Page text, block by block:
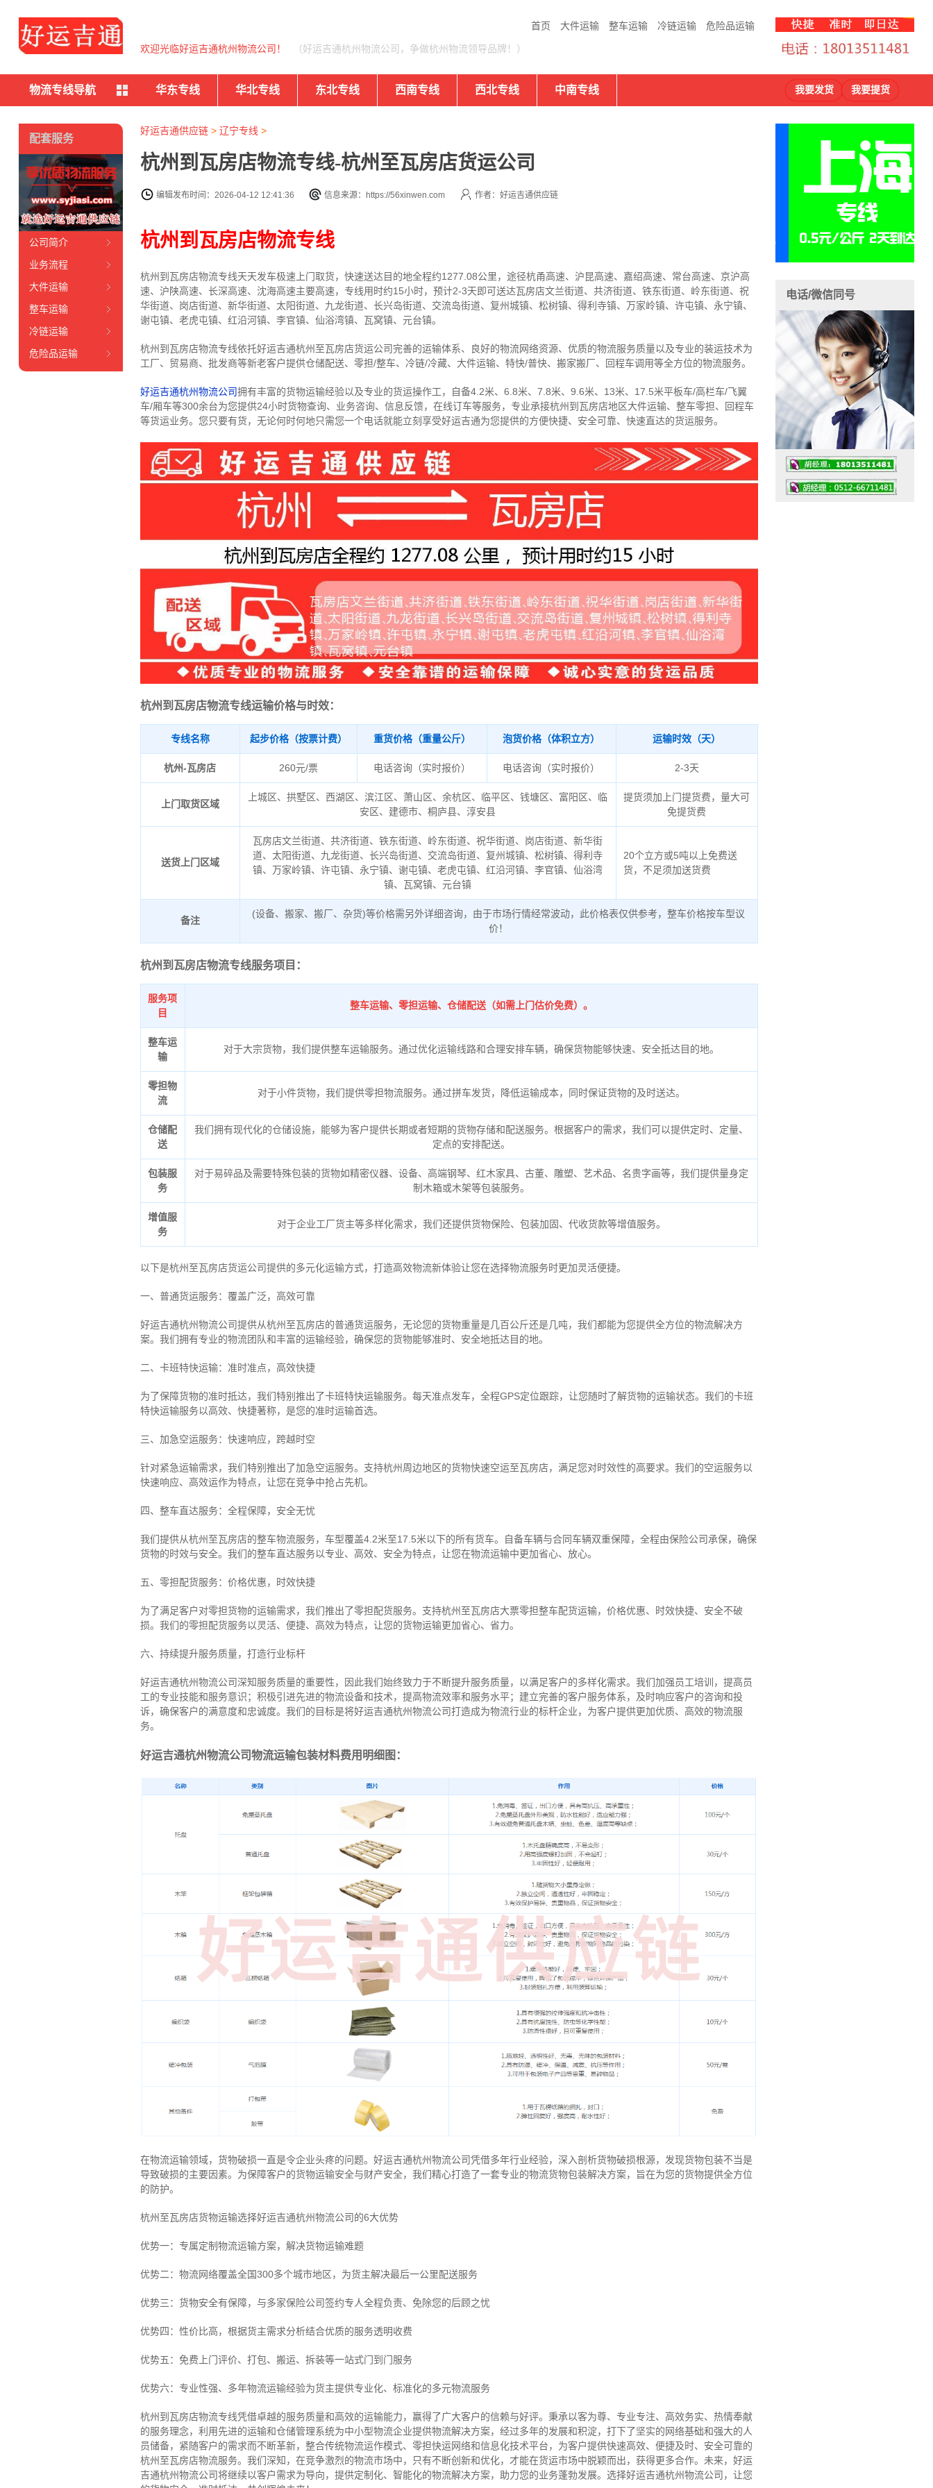
首页 大件运输 整车运输 冷链运输 危险品运输
欢迎光临好运吉通杭州物流公司！ （好运吉通杭州物流公司，争做杭州物流领导品牌！）
物流专线导航 华东专线 华北专线 东北专线 西南专线 西北专线 中南专线 我要发货 我要提货
好运吉通供应链> 辽宁专线 >
杭州到瓦房店物流专线-杭州至瓦房店货运公司
编辑发布时间：2026-04-12 12:41:36 信息来源：https://56xinwen.com 作者：好运吉通供应链
杭州到瓦房店物流专线
杭州到瓦房店物流专线天天发车极速上门取货，快速送达目的地全程约1277.08公里，途径杭甬高速、沪昆高速、嘉绍高速、常台高速、京沪高
速、沪陕高速、长深高速、沈海高速主要高速，专线用时约15小时，预计2-3天即可送达瓦房店文兰街道、共济街道、铁东街道、岭东街道、祝
华街道、岗店街道、新华街道、太阳街道、九龙街道、长兴岛街道、交流岛街道、复州城镇、松树镇、得利寺镇、万家岭镇、许屯镇、永宁镇、
谢屯镇、老虎屯镇、红沿河镇、李官镇、仙浴湾镇、瓦窝镇、元台镇。
杭州到瓦房店物流专线依托好运吉通杭州至瓦房店货运公司完善的运输体系、良好的物流网络资源、优质的物流服务质量以及专业的装运技术为
工厂、贸易商、批发商等新老客户提供仓储配送、零担/整车、冷链/冷藏、大件运输、特快/普快、搬家搬厂、回程车调用等全方位的物流服务。
好运吉通杭州物流公司拥有丰富的货物运输经验以及专业的货运操作工，自备4.2米、6.8米、7.8米、9.6米、13米、17.5米平板车/高栏车/飞翼
车/厢车等300余台为您提供24小时货物查询、业务咨询、信息反馈，在线订车等服务， 专业承接杭州到瓦房店地区大件运输、整车零担、回程车
等货运业务。 您只要有货，无论何时何地只需您一个电话就能立刻享受好运吉通为您提供的方便快捷、安全可靠、快速直达的货运服务。
杭州到瓦房店物流专线运输价格与时效：
专线名称 起步价格（按票计费） 重货价格（重量公斤） 泡货价格（体积立方） 运输时效（天）
杭州-瓦房店 260元/票 电话咨询（实时报价） 电话咨询（实时报价） 2-3天
上门取货区域
上城区、拱墅区、西湖区、滨江区、萧山区、余杭区、临平区、钱塘区、富阳区、临
安区、建德市、桐庐县、淳安县
提货须加上门提货费，量大可
免提货费
送货上门区域
瓦房店文兰街道、共济街道、铁东街道、岭东街道、祝华街道、岗店街道、新华街
道、太阳街道、九龙街道、长兴岛街道、交流岛街道、复州城镇、松树镇、得利寺
镇、万家岭镇、许屯镇、永宁镇、谢屯镇、老虎屯镇、红沿河镇、李官镇、仙浴湾
镇、瓦窝镇、元台镇
20个立方或5吨以上免费送
货，不足须加送货费
备注
(设备、搬家、搬厂、杂货)等价格需另外详细咨询，由于市场行情经常波动，此价格表仅供参考，整车价格按车型议
价！
杭州到瓦房店物流专线服务项目：
服务项
目
整车运输、零担运输、仓储配送（如需上门估价免费）。
整车运
输
对于大宗货物，我们提供整车运输服务。通过优化运输线路和合理安排车辆，确保货物能够快速、安全抵达目的地。
零担物
流
对于小件货物，我们提供零担物流服务。通过拼车发货，降低运输成本，同时保证货物的及时送达。
仓储配
送
我们拥有现代化的仓储设施，能够为客户提供长期或者短期的货物存储和配送服务。根据客户的需求，我们可以提供定时、定量、
定点的安排配送。
包装服
务
对于易碎品及需要特殊包装的货物如精密仪器、设备、高端钢琴、红木家具、古董、雕塑、艺术品、名贵字画等，我们提供量身定
制木箱或木架等包装服务。
增值服
务
对于企业工厂货主等多样化需求，我们还提供货物保险、包装加固、代收货款等增值服务。
以下是杭州至瓦房店货运公司提供的多元化运输方式，打造高效物流新体验让您在选择物流服务时更加灵活便捷。
一、普通货运服务：覆盖广泛，高效可靠
好运吉通杭州物流公司提供从杭州至瓦房店的普通货运服务，无论您的货物重量是几百公斤还是几吨，我们都能为您提供全方位的物流解决方
案。我们拥有专业的物流团队和丰富的运输经验，确保您的货物能够准时、安全地抵达目的地。
二、卡班特快运输：准时准点，高效快捷
为了保障货物的准时抵达，我们特别推出了卡班特快运输服务。每天准点发车，全程GPS定位跟踪，让您随时了解货物的运输状态。我们的卡班
特快运输服务以高效、快捷著称，是您的准时运输首选。
三、加急空运服务：快速响应，跨越时空
针对紧急运输需求，我们特别推出了加急空运服务。支持杭州周边地区的货物快速空运至瓦房店，满足您对时效性的高要求。我们的空运服务以
快速响应、高效运作为特点，让您在竞争中抢占先机。
四、整车直达服务：全程保障，安全无忧
我们提供从杭州至瓦房店的整车物流服务，车型覆盖4.2米至17.5米以下的所有货车。自备车辆与合同车辆双重保障，全程由保险公司承保，确保
货物的时效与安全。我们的整车直达服务以专业、高效、安全为特点，让您在物流运输中更加省心、放心。
五、零担配货服务：价格优惠，时效快捷
为了满足客户对零担货物的运输需求，我们推出了零担配货服务。支持杭州至瓦房店大票零担整车配货运输，价格优惠、时效快捷、安全不破
损。我们的零担配货服务以灵活、便捷、高效为特点，让您的货物运输更加省心、省力。
六、持续提升服务质量，打造行业标杆
好运吉通杭州物流公司深知服务质量的重要性，因此我们始终致力于不断提升服务质量，以满足客户的多样化需求。我们加强员工培训，提高员
工的专业技能和服务意识；积极引进先进的物流设备和技术，提高物流效率和服务水平；建立完善的客户服务体系，及时响应客户的咨询和投
诉，确保客户的满意度和忠诚度。我们的目标是将好运吉通杭州物流公司打造成为物流行业的标杆企业，为客户提供更加优质、高效的物流服
务。
好运吉通杭州物流公司物流运输包装材料费用明细图：
在物流运输领域，货物破损一直是令企业头疼的问题。好运吉通杭州物流公司凭借多年行业经验，深入剖析货物破损根源，发现货物包装不当是
导致破损的主要因素。为保障客户的货物运输安全与财产安全，我们精心打造了一套专业的物流货物包装解决方案，旨在为您的货物提供全方位
的防护。
杭州至瓦房店货物运输选择好运吉通杭州物流公司的6大优势
优势一：专属定制物流运输方案，解决货物运输难题
优势二：物流网络覆盖全国300多个城市地区，为货主解决最后一公里配送服务
优势三：货物安全有保障，与多家保险公司签约专人全程负责、免除您的后顾之忧
优势四：性价比高，根据货主需求分析结合优质的服务透明收费
优势五：免费上门评价、打包、搬运、拆装等一站式门到门服务
优势六：专业性强、多年物流运输经验为货主提供专业化、标准化的多元物流服务
杭州到瓦房店物流专线凭借卓越的服务质量和高效的运输能力，赢得了广大客户的信赖与好评。 秉承以客为尊、专业专注、高效务实、热情奉献
的服务理念，利用先进的运输和仓储管理系统为中小型物流企业提供物流解决方案，经过多年的发展和积淀，打下了坚实的网络基础和强大的人
员储备，紧随客户的需求而不断革新，整合传统物流运作模式、零担快运网络和信息化技术平台，为客户提供快速高效、便捷及时、安全可靠的
杭州至瓦房店物流服务。 我们深知，在竞争激烈的物流市场中，只有不断创新和优化，才能在货运市场中脱颖而出，获得更多合作。 未来，好运
吉通杭州物流公司将继续以客户需求为导向，提供定制化、智能化的物流解决方案，助力您的业务蓬勃发展。选择好运吉通杭州物流公司，让您
配套服务
公司简介
业务流程
大件运输
整车运输
冷链运输
危险品运输
电话/微信同号